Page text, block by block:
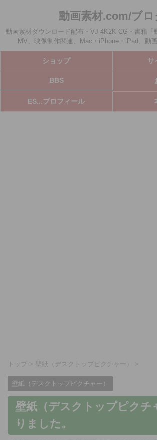
動画素材.com/ブ
動画素材ダウンロード配布・VJ 4K2K CG・書籍「
MV、映像制作関連、Mac・iPhone・iPad。動
ショップ サ
BBS
ES...プロフィール
トップ > 壁紙（デスクトップピクチャー） >
壁紙（デスクトップピクチャー）
壁紙（デスクトップピクチ
りました。